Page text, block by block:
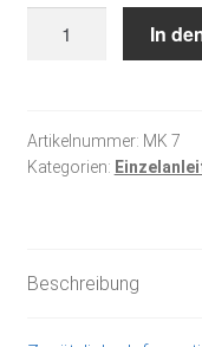
In
Artikelnummer: MK 7
Kategorien:
Beschreibung